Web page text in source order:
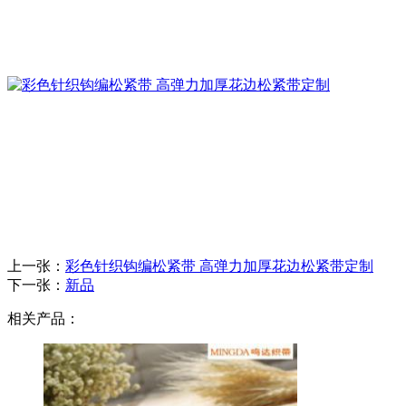
上一张： 彩色针织钩编松紧带 高弹力加厚花边松紧带定制
下一张： 新品
相关产品：